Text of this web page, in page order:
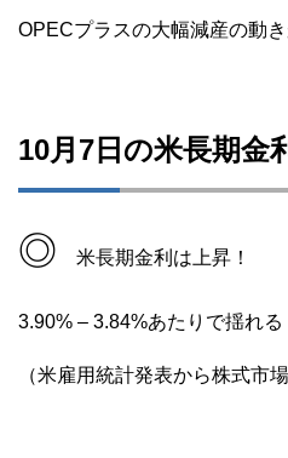
OPECプラスの大幅減産の動き
10月7日の米長期金
◎ 米長期金利は上昇！
3.90% – 3.84%あたりで揺れる
（米雇用統計発表から株式市